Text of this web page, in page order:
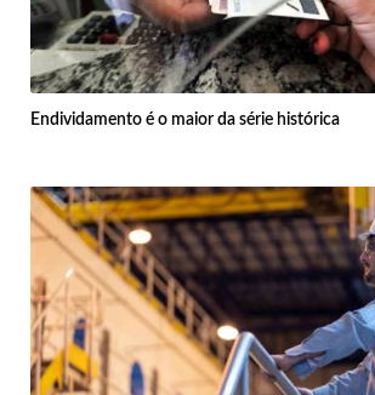
Endividamento é o maior da série histórica